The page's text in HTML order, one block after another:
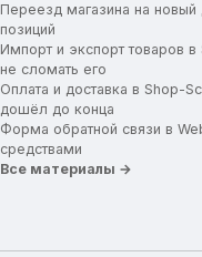
Переезд магазина на новый
позиций
Импорт и экспорт товаров в
не сломать его
Оплата и доставка в Shop-
дошёл до конца
Форма обратной связи в
средствами
Все материалы →